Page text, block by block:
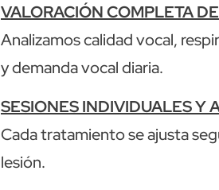
VALORACIÓN COMPLETA
Analizamos calidad vocal,
y demanda vocal diaria.
SESIONES INDIVIDUALES Y
Cada tratamiento se ajusta
lesión.